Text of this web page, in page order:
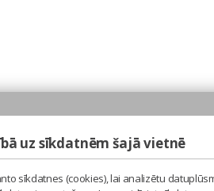
uz sīkdatnēm šajā vietnē
sīkdatnes (cookies), lai analizētu